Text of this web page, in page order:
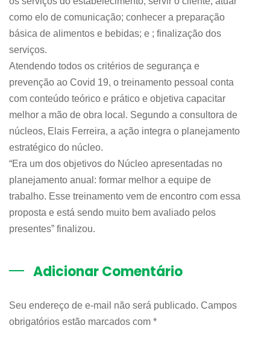
como elo de comunicação; conhecer a preparação
básica de alimentos e bebidas; e ; finalização dos
serviços.
Atendendo todos os critérios de segurança e
prevenção ao Covid 19, o treinamento pessoal conta
com conteúdo teórico e prático e objetiva capacitar
melhor a mão de obra local. Segundo a consultora de
núcleos, Elais Ferreira, a ação integra o planejamento
estratégico do núcleo.
“Era um dos objetivos do Núcleo apresentadas no
planejamento anual: formar melhor a equipe de
trabalho. Esse treinamento vem de encontro com essa
proposta e está sendo muito bem avaliado pelos
presentes” finalizou.
Adicionar Comentário
Seu endereço de e-mail não será publicado. Campos
obrigatórios estão marcados com *